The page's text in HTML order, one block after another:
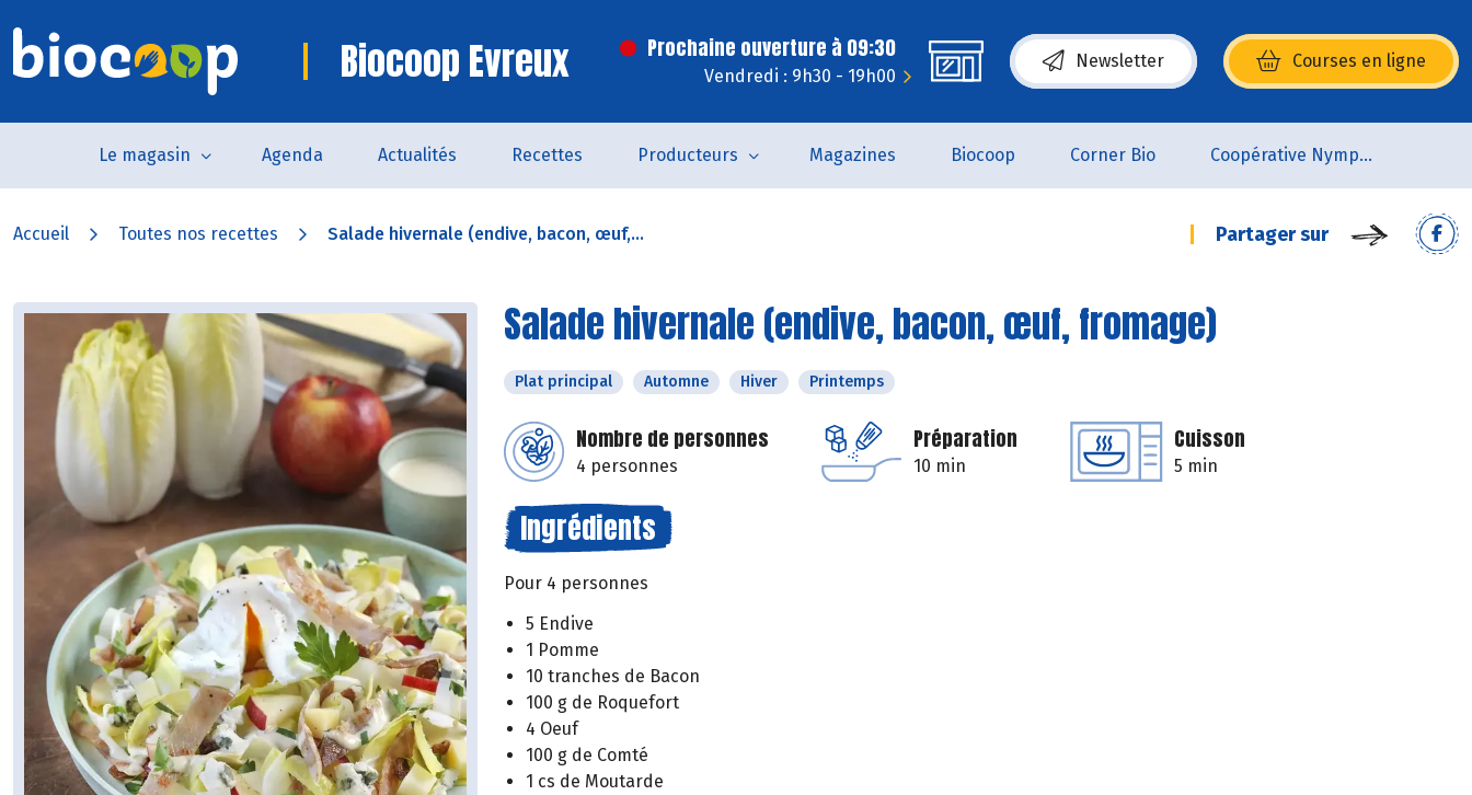
Biocoop Evreux Prochaine ouverture à 09:30
Vendredi : 9h30 - 19h00
Newsletter Courses en ligne
(s’ouvre dans une nouvelle fenêtre)
Le magasin Agenda Actualités Recettes Producteurs Magazines Biocoop Corner Bio Coopérative Nymphéa
Accueil Toutes nos recettes Salade hivernale (endive, bacon, œuf,... Partager sur
Salade hivernale (endive, bacon, œuf, fromage)
Plat principal Automne Hiver Printemps
Nombre de personnes
4 personnes
Préparation
10 min
Cuisson
5 min
Ingrédients
Pour 4 personnes
5 Endive
1 Pomme
10 tranches de Bacon
100 g de Roquefort
4 Oeuf
100 g de Comté
1 cs de Moutarde